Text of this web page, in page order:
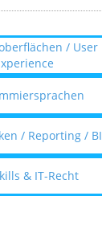
/ User
/ Reporting / BI
& IT-Recht